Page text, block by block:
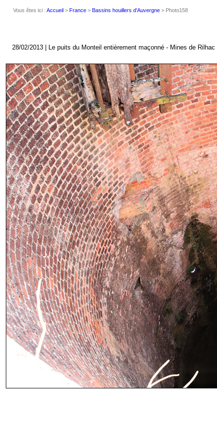
Vous êtes ici : Accueil > France > Bassins houillers d'Auvergne > Photo158
28/02/2013 | Le puits du Monteil entièrement maçonné - Mines de Rilhac